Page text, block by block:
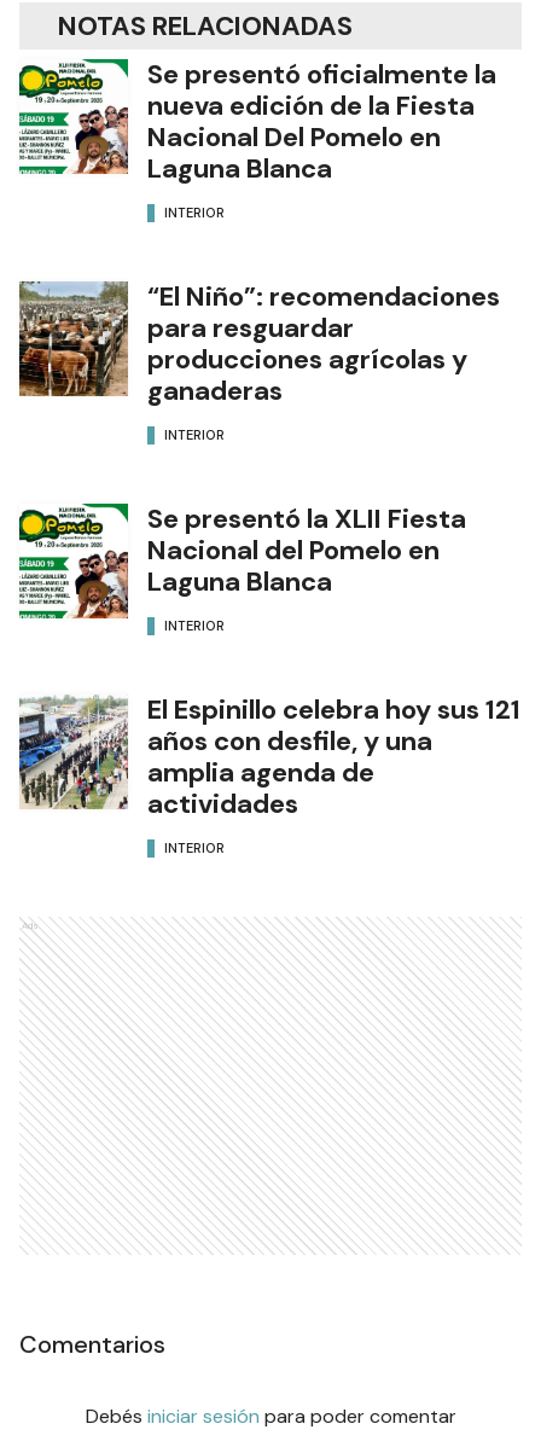
NOTAS RELACIONADAS
Se presentó oficialmente la
nueva edición de la Fiesta
Nacional Del Pomelo en
Laguna Blanca
INTERIOR
“El Niño”: recomendaciones
para resguardar
producciones agrícolas y
ganaderas
INTERIOR
Se presentó la XLII Fiesta
Nacional del Pomelo en
Laguna Blanca
INTERIOR
El Espinillo celebra hoy sus 121
años con desfile, y una
amplia agenda de
actividades
INTERIOR
Ads
Comentarios
Debés iniciar sesión para poder comentar